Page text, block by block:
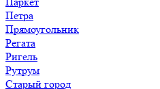
Петра
Прямоугольник
Регата
Ригель
Рутрум
Старый город